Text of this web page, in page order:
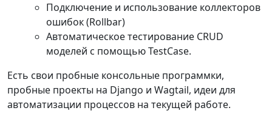
Подключение и использование коллекторов
ошибок (Rollbar)
Автоматическое тестирование CRUD
моделей с помощью TestCase.
Есть свои пробные консольные программки,
пробные проекты на Django и Wagtail, идеи для
автоматизации процессов на текущей работе.